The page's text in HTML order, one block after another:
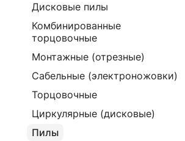
Дисковые пилы
Комбинированные
торцовочные
Монтажные (отрезные)
Сабельные (электроножовки)
Торцовочные
Циркулярные (дисковые)
Пилы